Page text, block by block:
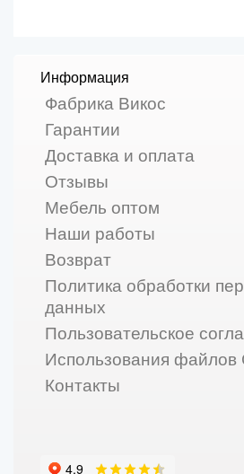
Информация
Фабрика Викос
Гарантии
Доставка и оплата
Отзывы
Мебель оптом
Наши работы
Возврат
Политика обработки
данных
Пользовательское
Использования файлов
Контакты